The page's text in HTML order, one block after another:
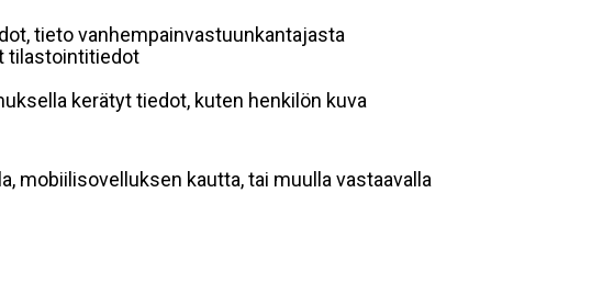
tieto vanhempainvastuunkantajasta
tilastointitiedot
kerätyt tiedot, kuten henkilön kuva
mobiilisovelluksen kautta, tai muulla vastaavalla